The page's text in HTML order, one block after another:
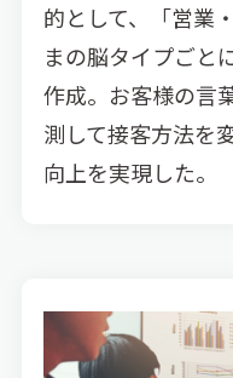
的として、「営業
まの脳タイプごと
作成。お客様の言
測して接客方法を
向上を実現した。